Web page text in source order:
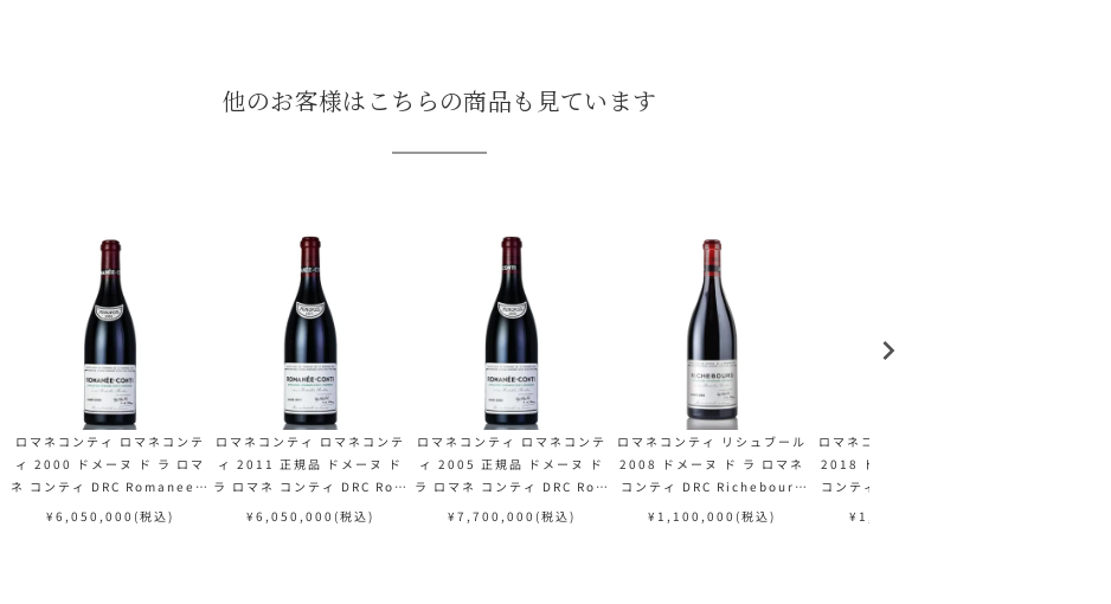
他のお客様はこちらの商品も見ています
ロマネコンティ ロマネコンテ
ィ 2000 ドメーヌ ド ラ ロマ
ネ コンティ DRC Romanee C
onti フランス ブルゴーニュ
¥ 6,050,000 (税込)
ロマネコンティ ロマネコンテ
ィ 2011 正規品 ドメーヌ ド
ラ ロマネ コンティ DRC Rom
anee Conti フランス ブルゴ
¥6,050,000 (税込)
ロマネコンティ ロマネコンテ
ィ 2005 正規品 ドメーヌ ド
ラ ロマネ コンティ DRC Rom
anee Conti フランス ブルゴ
¥ 7,700,000 (税込)
ロマネコンティ リシュブール
2008 ドメーヌ ド ラ ロマネ
コンティ DRC Richebourg
フランス ブルゴーニュ 赤ワイ
¥ 1,100,000 (税込)
ロマネコンティ リシュブール
2018 ドメーヌ ド ラ ロマネ
コンティ DRC Richebourg
フランス ブルゴーニュ 赤ワイ
¥ 1,320,000